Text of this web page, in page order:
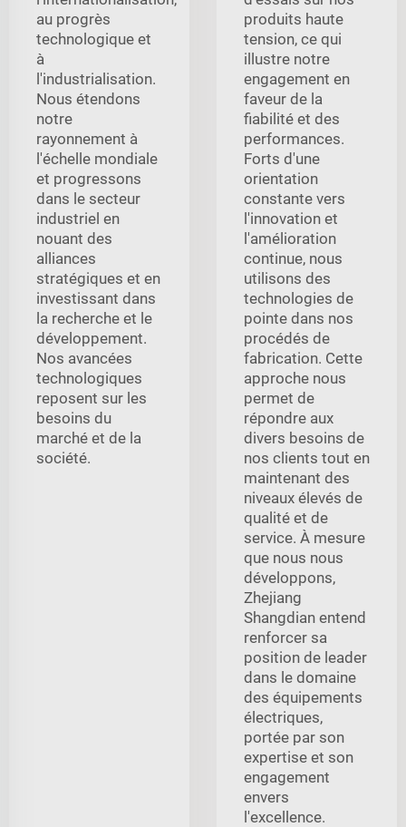
au progrès
technologique et
à
l'industrialisation.
Nous étendons
notre
rayonnement à
l'échelle mondiale
et progressons
dans le secteur
industriel en
nouant des
alliances
stratégiques et en
investissant dans
la recherche et le
développement.
Nos avancées
technologiques
reposent sur les
besoins du
marché et de la
société.
produits haute
tension, ce qui
illustre notre
engagement en
faveur de la
fiabilité et des
performances.
Forts d'une
orientation
constante vers
l'innovation et
l'amélioration
continue, nous
utilisons des
technologies de
pointe dans nos
procédés de
fabrication. Cette
approche nous
permet de
répondre aux
divers besoins de
nos clients tout en
maintenant des
niveaux élevés de
qualité et de
service. À mesure
que nous nous
développons,
Zhejiang
Shangdian entend
renforcer sa
position de leader
dans le domaine
des équipements
électriques,
portée par son
expertise et son
engagement
envers
l'excellence.